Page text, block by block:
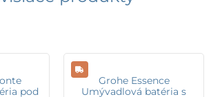
pod
Grohe Essence
Umývadlová batéria s